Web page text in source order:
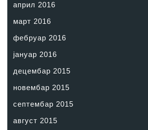
април 2016
март 2016
фебруар 2016
јануар 2016
децембар 2015
новембар 2015
септембар 2015
август 2015